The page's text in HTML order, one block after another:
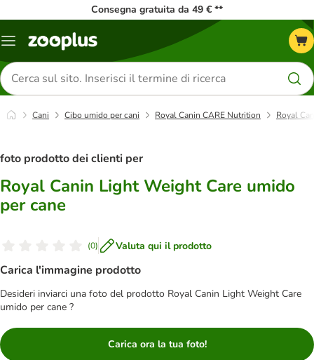
Consegna gratuita da 49 € **
Overview
Cerca
prodotti
Cani Cibo umido per cani Royal Canin CARE Nutrition Royal
foto prodotto dei clienti per
Royal Canin Light Weight Care umido
per cane
(0) Valuta qui il prodotto
Carica l'immagine prodotto
Desideri inviarci una foto del prodotto Royal Canin Light Weight Care
umido per cane ?
Carica ora la tua foto!